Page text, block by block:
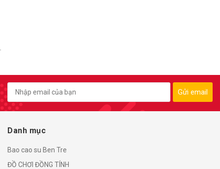
Gửi email
Danh mục
Bao cao su Ben Tre
ĐỒ CHƠI ĐỒNG TÍNH